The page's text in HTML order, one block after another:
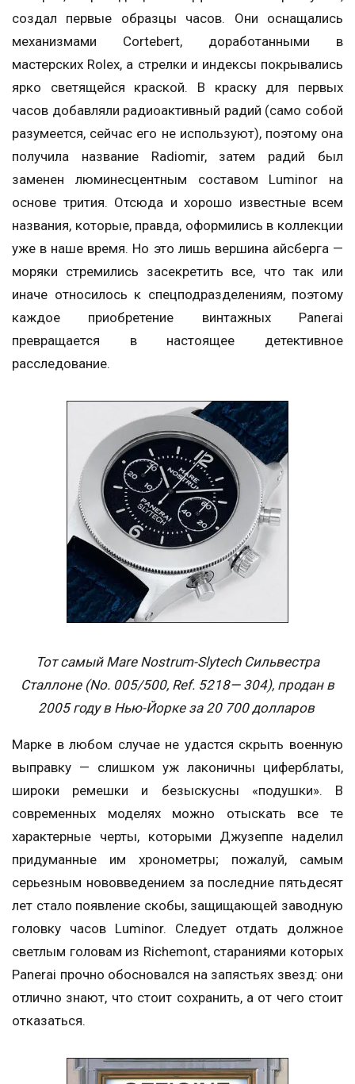
создал первые образцы часов. Они оснащались
механизмами Cortebert, доработанными в
мастерских Rolex, а стрелки и индексы покрывались
ярко светящейся краской. В краску для первых
часов добавляли радиоактивный радий (само собой
разумеется, сейчас его не используют), поэтому она
получила название Radiomir, затем радий был
заменен люминесцентным составом Luminor на
основе трития. Отсюда и хорошо известные всем
названия, которые, правда, оформились в коллекции
уже в наше время. Но это лишь вершина айсберга —
моряки стремились засекретить все, что так или
иначе относилось к спецподразделениям, поэтому
каждое приобретение винтажных Panerai
превращается в настоящее детективное
расследование.
Тот самый Mare Nostrum-Slytech Сильвестра
Сталлоне (No. 005/500, Ref. 5218— 304), продан в
2005 году в Нью-Йорке за 20 700 долларов
Марке в любом случае не удастся скрыть военную
выправку — слишком уж лаконичны циферблаты,
широки ремешки и безыскусны «подушки». В
современных моделях можно отыскать все те
характерные черты, которыми Джузеппе наделил
придуманные им хронометры; пожалуй, самым
серьезным нововведением за последние пятьдесят
лет стало появление скобы, защищающей заводную
головку часов Luminor. Следует отдать должное
светлым головам из Richemont, стараниями которых
Panerai прочно обосновался на запястьях звезд: они
отлично знают, что стоит сохранить, а от чего стоит
отказаться.